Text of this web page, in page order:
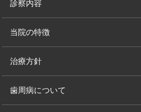
診察内容
当院の特徴
治療方針
歯周病について